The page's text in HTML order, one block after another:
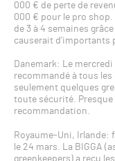
000 € de perte de
000 € pour le pro shop.
de 3 à 4 semaines
causerait d’importants
Danemark: Le mercredi
recommandé à tous
seulement quelques
toute sécurité.
recommandation.
Royaume-Uni, Irlande:
le 24 mars. La BIGGA
greenkeepers) a reçu